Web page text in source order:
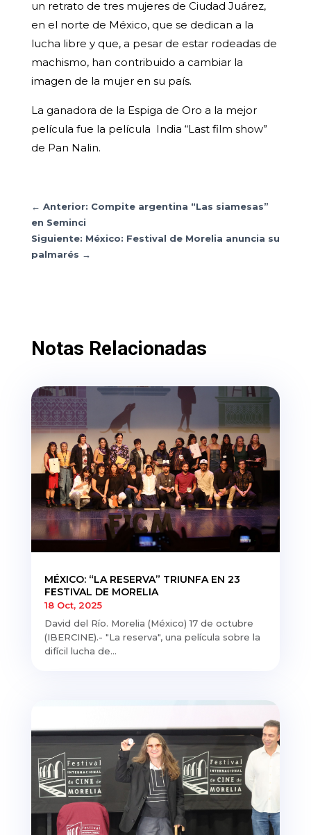
un retrato de tres mujeres de Ciudad Juárez,
en el norte de México, que se dedican a la
lucha libre y que, a pesar de estar rodeadas de
machismo, han contribuido a cambiar la
imagen de la mujer en su país.
La ganadora de la Espiga de Oro a la mejor
película fue la película India “Last film show”
de Pan Nalin.
← Anterior: Compite argentina “Las siamesas”
en Seminci
Siguiente: México: Festival de Morelia anuncia su
palmarés →
Notas Relacionadas
MÉXICO: “LA RESERVA” TRIUNFA EN 23
FESTIVAL DE MORELIA
18 Oct, 2025
David del Río. Morelia (México) 17 de octubre
(IBERCINE).- "La reserva", una película sobre la
difícil lucha de...